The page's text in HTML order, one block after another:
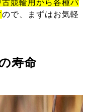
競輪用から各種パ
ので、まずはお気軽
寿命